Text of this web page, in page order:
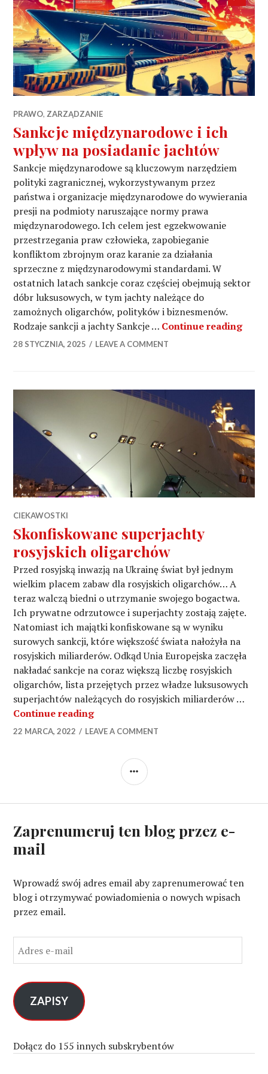
post
PRAWO, ZARZĄDZANIE
Sankcje międzynarodowe i ich
wpływ na posiadanie jachtów
Sankcje międzynarodowe są kluczowym narzędziem
polityki zagranicznej, wykorzystywanym przez
państwa i organizacje międzynarodowe do wywierania
presji na podmioty naruszające normy prawa
międzynarodowego. Ich celem jest egzekwowanie
przestrzegania praw człowieka, zapobieganie
konfliktom zbrojnym oraz karanie za działania
sprzeczne z międzynarodowymi standardami. W
ostatnich latach sankcje coraz częściej obejmują sektor
dóbr luksusowych, w tym jachty należące do
zamożnych oligarchów, polityków i biznesmenów.
Rodzaje sankcji a jachty Sankcje … Continue reading
28 STYCZNIA, 2025 LEAVE A COMMENT
CIEKAWOSTKI
Skonfiskowane superjachty
rosyjskich oligarchów
Przed rosyjską inwazją na Ukrainę świat był jednym
wielkim placem zabaw dla rosyjskich oligarchów… A
teraz walczą biedni o utrzymanie swojego bogactwa.
Ich prywatne odrzutowce i superjachty zostają zajęte.
Natomiast ich majątki konfiskowane są w wyniku
surowych sankcji, które większość świata nałożyła na
rosyjskich miliarderów. Odkąd Unia Europejska zaczęła
nakładać sankcje na coraz większą liczbę rosyjskich
oligarchów, lista przejętych przez władze luksusowych
superjachtów należących do rosyjskich miliarderów …
Continue readingSkonfiskowane superjachty
22 MARCA, 2022 LEAVE A COMMENT
SIDEBAR
Zaprenumeruj ten blog przez e-
mail
Wprowadź swój adres email aby zaprenumerować ten
blog i otrzymywać powiadomienia o nowych wpisach
przez email.
d
e
s
e
m
ZAPISY
Dołącz do 155 innych subskrybentów